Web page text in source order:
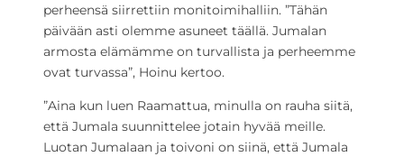
perheensä siirrettiin monitoimihalliin. ”Tähän
päivään asti olemme asuneet täällä. Jumalan
armosta elämämme on turvallista ja perheemme
ovat turvassa”, Hoinu kertoo.
”Aina kun luen Raamattua, minulla on rauha siitä,
että Jumala suunnittelee jotain hyvää meille.
Luotan Jumalaan ja toivoni on siinä, että Jumala